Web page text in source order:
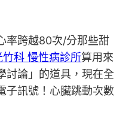
率跨越80次/分那些甜
竹科 慢性病診所算用來
討論」的道具，現在全
子訊號！心臟跳動次數